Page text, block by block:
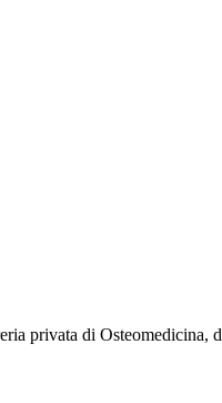
privata di Osteomedicina,